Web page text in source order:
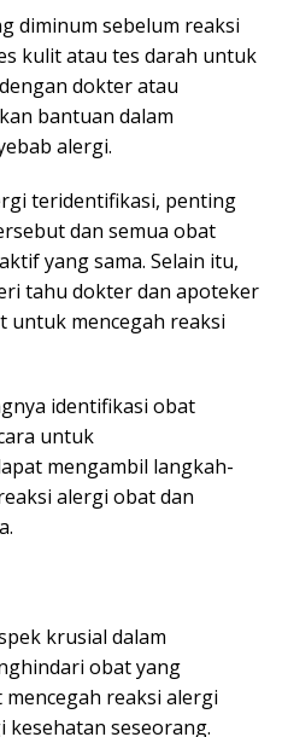
diminum sebelum reaksi
kulit atau tes darah untuk
dokter atau
bantuan dalam
alergi.
teridentifikasi, penting
dan semua obat
yang sama. Selain itu,
tahu dokter dan apoteker
untuk mencegah reaksi
identifikasi obat
untuk
mengambil langkah-
alergi obat dan
krusial dalam
obat yang
reaksi alergi
seseorang.